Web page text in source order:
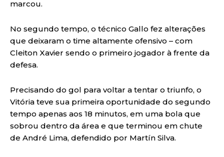
marcou.
No segundo tempo, o técnico Gallo fez alterações
que deixaram o time altamente ofensivo – com
Cleiton Xavier sendo o primeiro jogador à frente da
defesa.
Precisando do gol para voltar a tentar o triunfo, o
Vitória teve sua primeira oportunidade do segundo
tempo apenas aos 18 minutos, em uma bola que
sobrou dentro da área e que terminou em chute
de André Lima, defendido por Martín Silva.